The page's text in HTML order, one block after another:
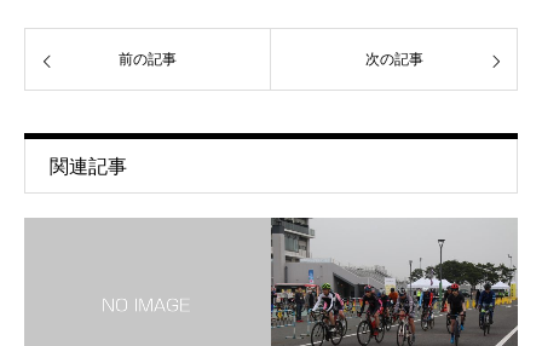
前の記事 次の記事
関連記事